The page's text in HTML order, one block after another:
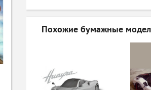
Похожие бумажные